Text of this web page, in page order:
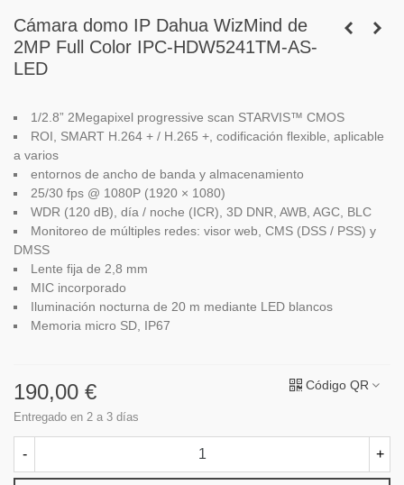
Cámara domo IP Dahua WizMind de
2MP Full Color IPC-HDW5241TM-AS-
LED
1/2.8” 2Megapixel progressive scan STARVIS™ CMOS
ROI, SMART H.264 + / H.265 +, codificación flexible, aplicable
a varios
entornos de ancho de banda y almacenamiento
25/30 fps @ 1080P (1920 × 1080)
WDR (120 dB), día / noche (ICR), 3D DNR, AWB, AGC, BLC
Monitoreo de múltiples redes: visor web, CMS (DSS / PSS) y
DMSS
Lente fija de 2,8 mm
MIC incorporado
Iluminación nocturna de 20 m mediante LED blancos
Memoria micro SD, IP67
190,00 €
Entregado en 2 a 3 días
Código QR
- +